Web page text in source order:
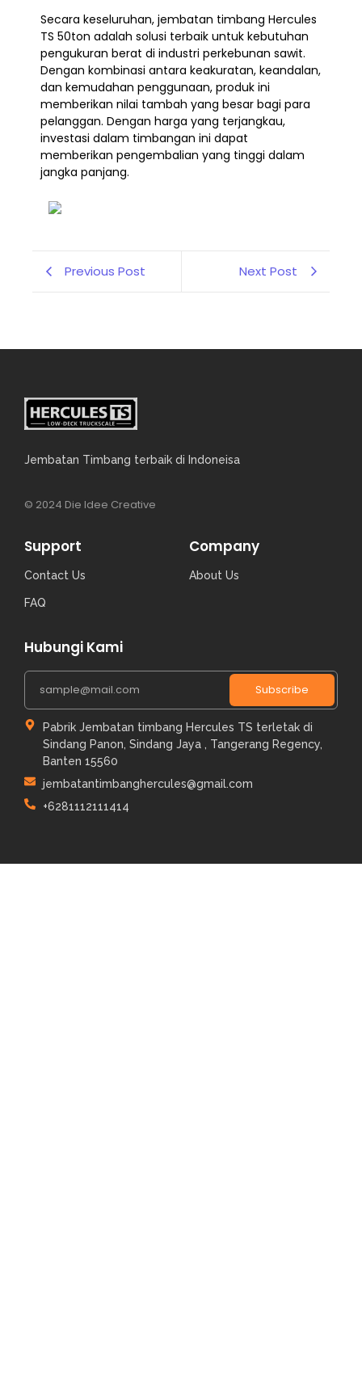
Secara keseluruhan, jembatan timbang Hercules
TS 50ton adalah solusi terbaik untuk kebutuhan
pengukuran berat di industri perkebunan sawit.
Dengan kombinasi antara keakuratan, keandalan,
dan kemudahan penggunaan, produk ini
memberikan nilai tambah yang besar bagi para
pelanggan. Dengan harga yang terjangkau,
investasi dalam timbangan ini dapat
memberikan pengembalian yang tinggi dalam
jangka panjang.
Previous Post Next Post
Jembatan Timbang terbaik di Indoneisa
© 2024 Die Idee Creative
Support
Contact Us
FAQ
Company
About Us
Hubungi Kami
Subscribe
Pabrik Jembatan timbang Hercules TS terletak di
Sindang Panon, Sindang Jaya , Tangerang Regency,
Banten 15560
jembatantimbanghercules@gmail.com
+6281112111414